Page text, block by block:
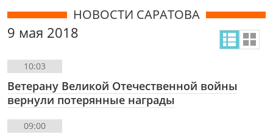
НОВОСТИ САРАТОВА
9 мая 2018
10:03
Ветерану Великой Отечественной войны
вернули потерянные награды
09:00